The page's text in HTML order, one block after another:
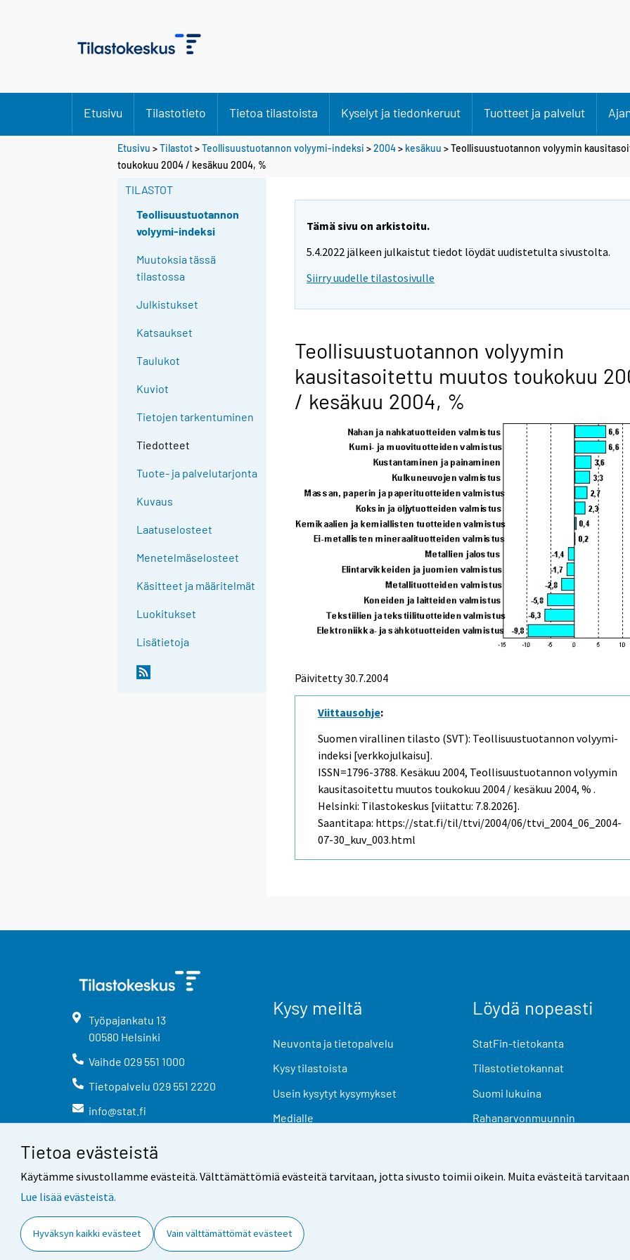
Tietoa evästeistä
Käytämme sivustollamme evästeitä. Välttämättömiä evästeitä tarvitaan, jotta sivusto toimii oikein. Muita evästeitä
Lue lisää evästeistä.
Hyväksyn kaikki evästeet Vain välttämättömät evästeet
Etusivu Tilastotieto Tietoa tilastoista Kyselyt ja tiedonkeruut Tuotteet ja palvelut
Etusivu >Tilastot>Teollisuustuotannon volyymi-indeksi >2004> kesäkuu > Teollisuustuotannon volyymin
toukokuu 2004 / kesäkuu 2004, %
TILASTOT
Teollisuustuotannon
volyymi-indeksi
Muutoksia tässä
tilastossa
Julkistukset
Katsaukset
Taulukot
Kuviot
Tietojen tarkentuminen
Tiedotteet
Tuote- ja palvelutarjonta
Kuvaus
Laatuselosteet
Menetelmäselosteet
Käsitteet ja määritelmät
Luokitukset
Lisätietoja
Tämä sivu on arkistoitu.
5.4.2022 jälkeen julkaistut tiedot löydät uudistetulta sivustolta.
Siirry uudelle tilastosivulle
Teollisuustuotannon volyymin
kausitasoitettu muutos toukokuu
/ kesäkuu 2004, %
Päivitetty30.7.2004
Viittausohje:
Suomen virallinen tilasto (SVT): Teollisuustuotannon volyymi-
indeksi [verkkojulkaisu].
ISSN=1796-3788. Kesäkuu 2004, Teollisuustuotannon volyymin
kausitasoitettu muutos toukokuu 2004 / kesäkuu 2004, % .
Helsinki: Tilastokeskus [viitattu: 7.8.2026].
Saantitapa: https://stat.fi/til/ttvi/2004/06/ttvi_2004_06_2004-
07-30_kuv_003.html
Työpajankatu 13
00580 Helsinki
Vaihde 029 551 1000
Tietopalvelu 029 551 2220
info@stat.fi
Kysy meiltä
Neuvonta ja tietopalvelu
Kysy tilastoista
Usein kysytyt kysymykset
Medialle
Löydä nopeasti
StatFin-tietokanta
Tilastotietokannat
Suomi lukuina
Rahanarvonmuunnin
Yhteystiedot Palaute